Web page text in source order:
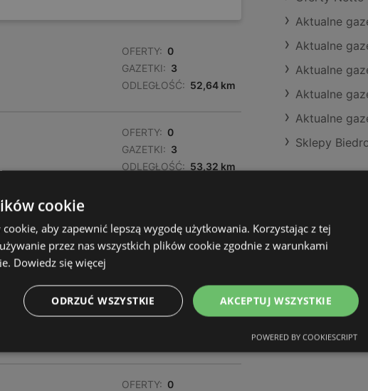
OFERTY: 0
GAZETKI: 3
ODLEGŁOŚĆ: 52,64 km
OFERTY: 0
GAZETKI: 3
ODLEGŁOŚĆ: 53,32 km
GAZETKI: 3
ODLEGŁOŚĆ: 54,67 km
OFERTY:
GAZETKI: 3
OFERTY: 0
Aktualne
Aktualne
Aktualne
Aktualne
Aktualne
Sklepy
Podobne
Oferty Aldi
Oferty Dino
Oferty Netto
cookie
aby zapewnić lepszą wygodę użytkowania. Korzystając z tej
przez nas wszystkich plików cookie zgodnie z warunkami
Dowiedz się więcej
AKCEPTUJ WSZYSTKIE
ODRZUĆ WSZYSTKIE
POWERED BY COOKIESCRIPT